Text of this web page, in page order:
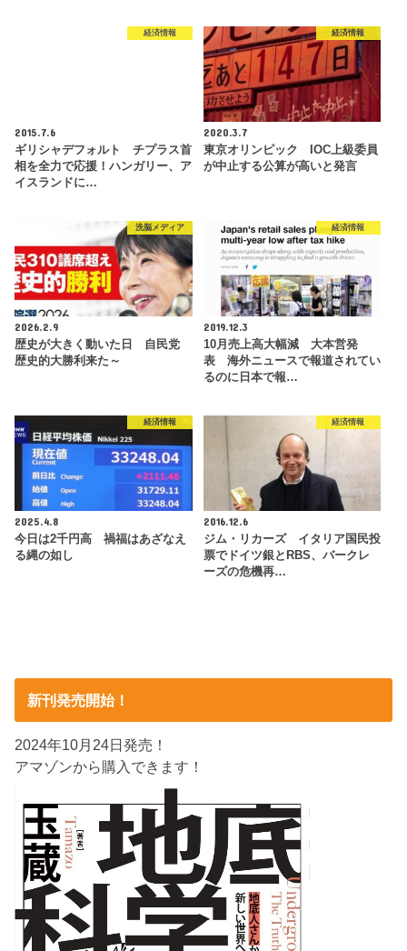
経済情報
2015.7.6
ギリシャデフォルト チプラス首
相を全力で応援！ハンガリー、ア
イスランドに…
経済情報
2020.3.7
東京オリンピック IOC上級委員
が中止する公算が高いと発言
洗脳メディア
2026.2.9
歴史が大きく動いた日 自民党
歴史的大勝利来た～
経済情報
2019.12.3
10月売上高大幅減 大本営発
表 海外ニュースで報道されてい
るのに日本で報…
経済情報
2025.4.8
今日は2千円高 禍福はあざなえ
る縄の如し
経済情報
2016.12.6
ジム・リカーズ イタリア国民投
票でドイツ銀とRBS、バークレ
ーズの危機再…
新刊発売開始！
2024年10月24日発売！
アマゾンから購入できます！